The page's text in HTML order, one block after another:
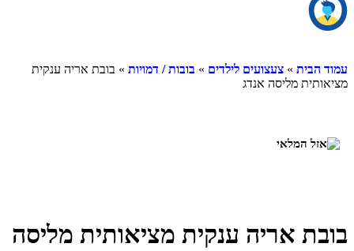
עמוד הבית » צעצועים לילדים » בובות / דמויות » בובת אריה ענקית
מציאותית מליסה אנדג
בובת אריה ענקית מציאותית מליסה